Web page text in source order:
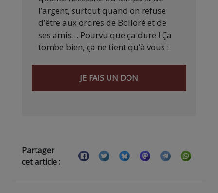
l’argent, surtout quand on refuse
d’être aux ordres de Bolloré et de
ses amis… Pourvu que ça dure ! Ça
tombe bien, ça ne tient qu’à vous :
JE FAIS UN DON
Partager
cet article :